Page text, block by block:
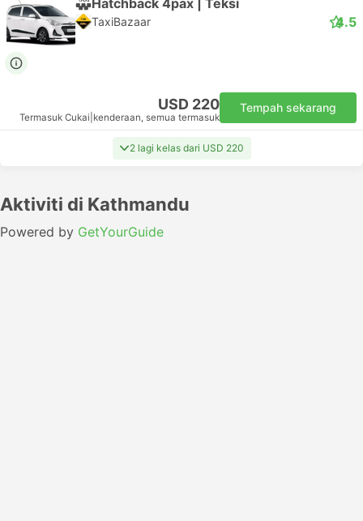
TaxiBazaar 4.5
USD 220
Termasuk Cukai kenderaan, semua termasuk
Tempah sekarang
2 lagi kelas dari USD 220
Aktiviti di Kathmandu
Powered by GetYourGuide